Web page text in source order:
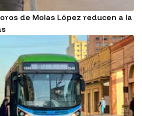
de Molas López reducen a la